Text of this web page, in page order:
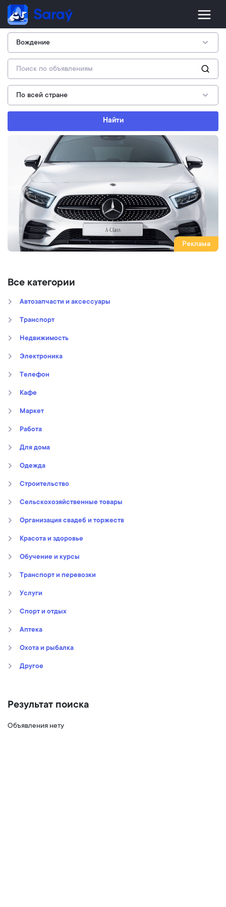
Найти
Реклама
Все категории
Автозапчасти и аксессуары
Транспорт
Недвижимость
Электроника
Телефон
Кафе
Маркет
Работа
Для дома
Oдежда
Строительство
Сельскохозяйственные товары
Организация свадеб и торжеств
Kрасота и здоровье
Обучение и курсы
Транспорт и перевозки
Услуги
Спорт и отдых
Аптека
Охота и рыбалка
Другое
Результат поиска
Объявления нету